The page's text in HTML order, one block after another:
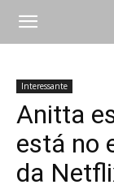
Interessante
Anitta
está no
da